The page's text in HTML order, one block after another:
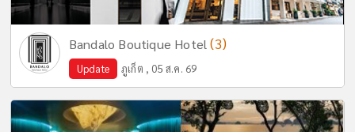
Bandalo Boutique Hotel(3)
Update ภูเก็ต , 05 ส.ค. 69